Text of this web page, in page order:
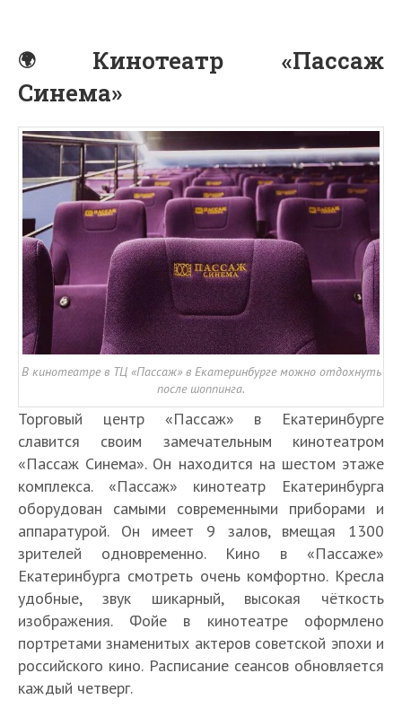
Кинотеатр «Пассаж
Синема»
В кинотеатре в ТЦ «Пассаж» в Екатеринбурге можно отдохнуть
после шоппинга.
Торговый центр «Пассаж» в Екатеринбурге
славится своим замечательным кинотеатром
«Пассаж Синема». Он находится на шестом этаже
комплекса. «Пассаж» кинотеатр Екатеринбурга
оборудован самыми современными приборами и
аппаратурой. Он имеет 9 залов, вмещая 1300
зрителей одновременно. Кино в «Пассаже»
Екатеринбурга смотреть очень комфортно. Кресла
удобные, звук шикарный, высокая чёткость
изображения. Фойе в кинотеатре оформлено
портретами знаменитых актеров советской эпохи и
российского кино. Расписание сеансов обновляется
каждый четверг.